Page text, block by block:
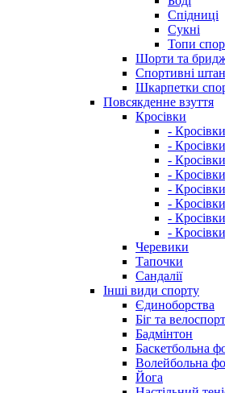
Спідниці
Сукні
Топи
Шорти та
Спортивні
Шкарпетки
Повсякденне взуття
Кросівки
-
-
-
-
-
-
-
-
Черевики
Тапочки
Сандалії
Інші види спорту
Єдиноборства
Біг та велоспорт
Бадмінтон
Баскетбольна
Волейбольна
Йога